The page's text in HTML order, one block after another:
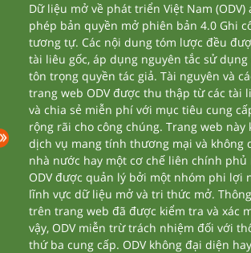
Dữ liệu mở về phát triển Việt Nam (ODV)
phép bản quyền mở phiên bản 4.0 Ghi
tương tự. Các nội dung tóm lược đều
tài liêu gốc, áp dụng nguyên tắc sử dụng
tôn trọng quyền tác giả. Tài nguyên và
trang web ODV được thu thập từ các tài
và chia sẻ miễn phí với mục tiêu cung
rộng rãi cho công chúng. Trang web này
dịch vụ mang tính thương mại và không
nhà nước hay một cơ chế liên chính phủ
ODV được quản lý bởi một nhóm phi lợi
lĩnh vực dữ liệu mở và tri thức mở.
trên trang web đã được kiểm tra và xác
vậy, ODV miễn trừ trách nhiệm đối với
thứ ba cung cấp. ODV không đại diện